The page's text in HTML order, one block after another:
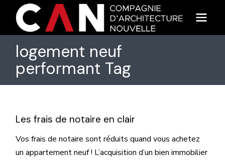
content
logement neuf
performant Tag
Les frais de notaire en clair
Vos frais de notaire sont réduits quand vous achetez
un appartement neuf ! L’acquisition d’un bien immobilier